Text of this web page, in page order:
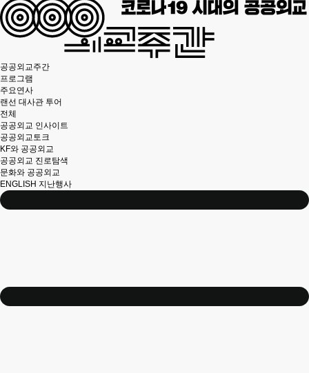
공공외교주간
프로그램
주요연사
랜선 대사관 투어
전체
공공외교 인사이트
공공외교토크
KF와 공공외교
공공외교 진로탐색
문화와 공공외교
ENGLISH 지난행사